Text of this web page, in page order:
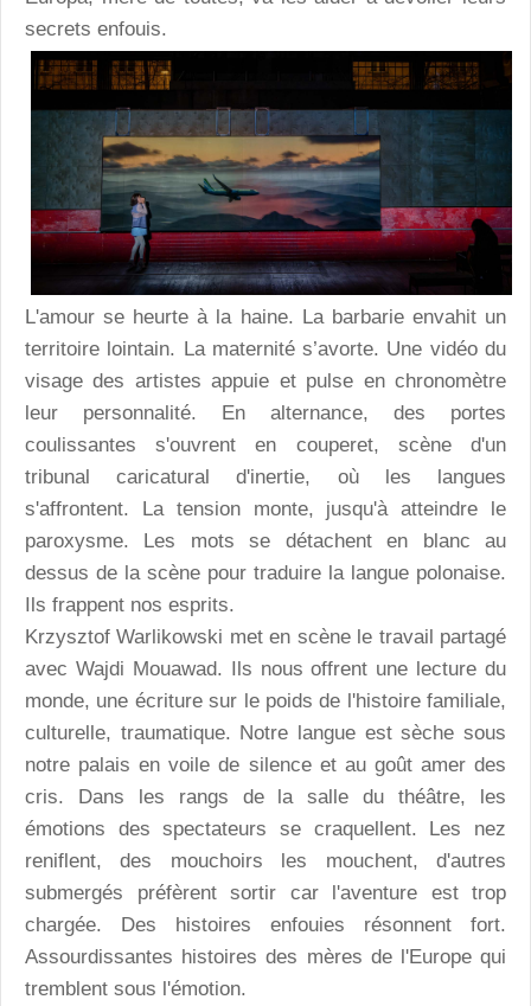
secrets enfouis.
L'amour se heurte à la haine. La barbarie envahit un
territoire lointain. La maternité s’avorte. Une vidéo du
visage des artistes appuie et pulse en chronomètre
leur personnalité. En alternance, des portes
coulissantes s'ouvrent en couperet, scène d'un
tribunal caricatural d'inertie, où les langues
s'affrontent. La tension monte, jusqu'à atteindre le
paroxysme. Les mots se détachent en blanc au
dessus de la scène pour traduire la langue polonaise.
Ils frappent nos esprits.
Krzysztof Warlikowski met en scène le travail partagé
avec Wajdi Mouawad. Ils nous offrent une lecture du
monde, une écriture sur le poids de l'histoire familiale,
culturelle, traumatique. Notre langue est sèche sous
notre palais en voile de silence et au goût amer des
cris. Dans les rangs de la salle du théâtre, les
émotions des spectateurs se craquellent. Les nez
reniflent, des mouchoirs les mouchent, d'autres
submergés préfèrent sortir car l'aventure est trop
chargée. Des histoires enfouies résonnent fort.
Assourdissantes histoires des mères de l'Europe qui
tremblent sous l'émotion.